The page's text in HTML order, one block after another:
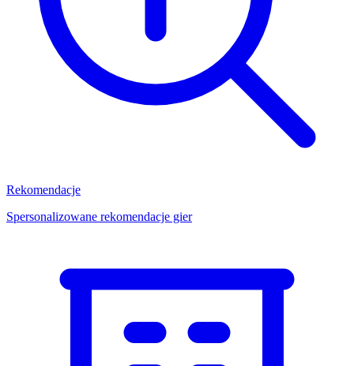
Rekomendacje
Spersonalizowane rekomendacje gier